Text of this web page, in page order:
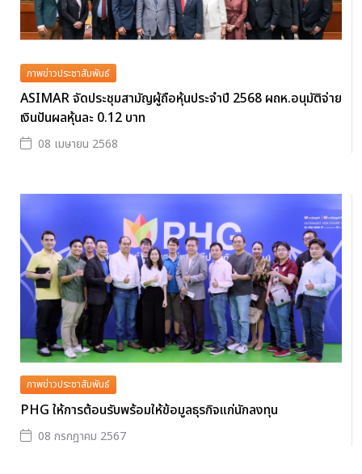
ภาพข่าวประชาสัมพันธ์
ASIMAR จัดประชุมสามัญผู้ถือหุ้นประจำปี 2568 ผถห.อนุมัติจ่าย
เงินปันผลหุ้นละ 0.12 บาท
08 เมษายน 2568
ภาพข่าวประชาสัมพันธ์
PHG ให้การต้อนรับพร้อมให้ข้อมูลธุรกิจแก่นักลงทุน
08 กรกฎาคม 2567